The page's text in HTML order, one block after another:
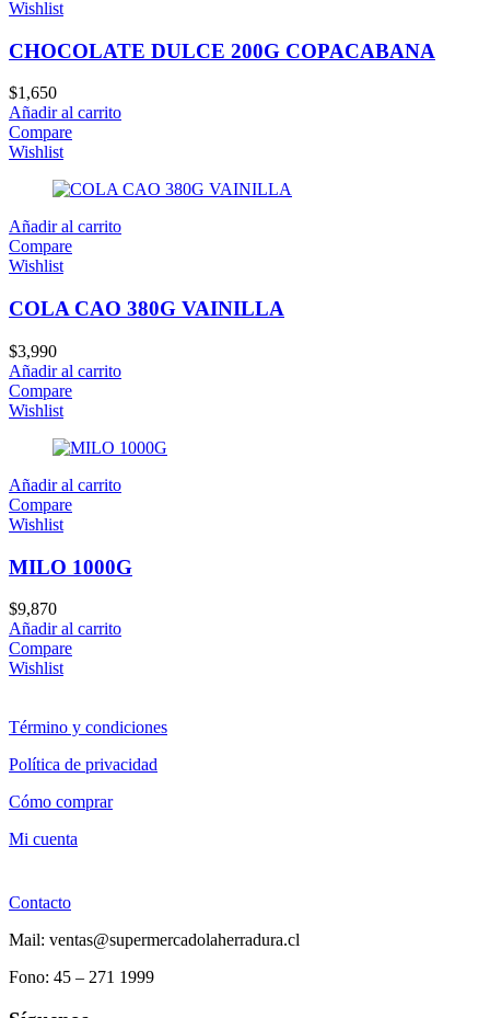
Wishlist
CHOCOLATE DULCE 200G COPACABANA
$1,650
Añadir al carrito
Compare
Wishlist
Añadir al carrito
Compare
Wishlist
COLA CAO 380G VAINILLA
$3,990
Añadir al carrito
Compare
Wishlist
Añadir al carrito
Compare
Wishlist
MILO 1000G
$9,870
Añadir al carrito
Compare
Wishlist
Término y condiciones
Política de privacidad
Cómo comprar
Mi cuenta
Contacto
Mail: ventas@supermercadolaherradura.cl
Fono: 45 – 271 1999